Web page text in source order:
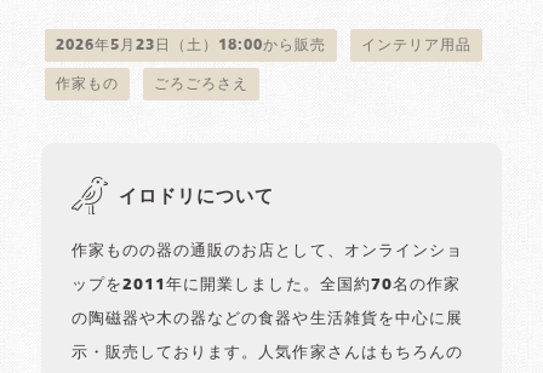
2026年5月23日（土）18:00から販売 インテリア用品
作家もの ごろごろさえ
イロドリについて
作家ものの器の通販のお店として、オンラインショ
ップを2011年に開業しました。全国約70名の作家
の陶磁器や木の器などの食器や生活雑貨を中心に展
示・販売しております。人気作家さんはもちろんの